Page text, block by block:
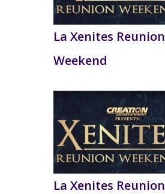
La Xenites Reunion
Weekend
La Xenites Reunion